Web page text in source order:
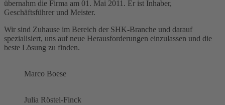
übernahm die Firma am 01. Mai 2011. Er ist Inhaber,
Geschäftsführer und Meister.
Wir sind Zuhause im Bereich der SHK-Branche und darauf
spezialisiert, uns auf neue Herausforderungen einzulassen und die
beste Lösung zu finden.
Marco Boese
Julia Röstel-Finck